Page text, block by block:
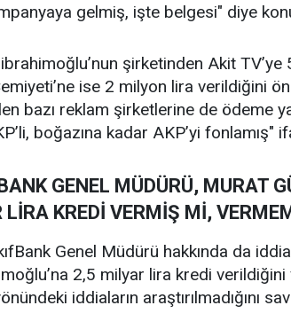
gelmiş, işte belgesi" diye
şirketinden Akit TV’ye
ise 2 milyon lira verildiğini
bazı reklam şirketlerine de ödeme
boğazına kadar AKP’yi fonlamış"
GENEL MÜDÜRÜ, MURAT
LİRA KREDİ VERMİŞ Mİ,
Genel Müdürü hakkında da
2,5 milyar lira kredi
iddiaların araştırılmadığını